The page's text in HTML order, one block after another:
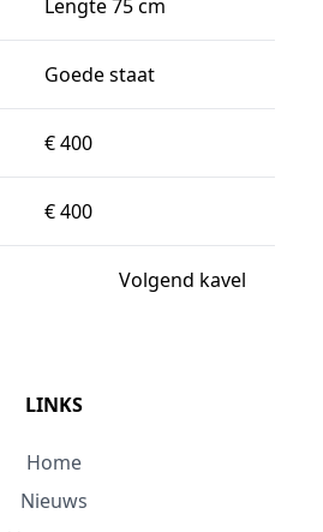
Lengte 75 cm
Goede staat
€ 400
€ 400
Volgend kavel
LINKS
Home
Nieuws